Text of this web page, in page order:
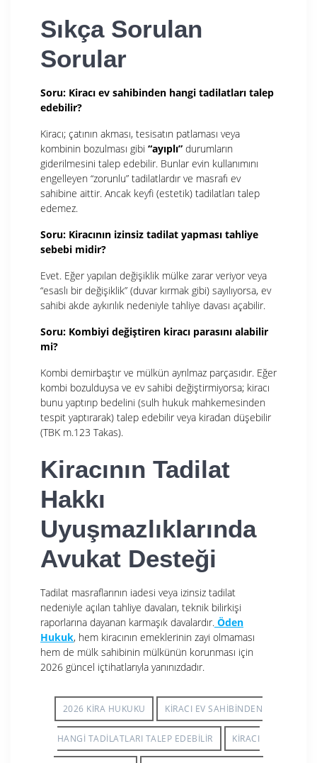
Sıkça Sorulan
Sorular
Soru: Kiracı ev sahibinden hangi tadilatları talep
edebilir?
Kiracı; çatının akması, tesisatın patlaması veya
kombinin bozulması gibi “ayıplı” durumların
giderilmesini talep edebilir. Bunlar evin kullanımını
engelleyen “zorunlu” tadilatlardır ve masrafı ev
sahibine aittir. Ancak keyfi (estetik) tadilatları talep
edemez.
Soru: Kiracının izinsiz tadilat yapması tahliye
sebebi midir?
Evet. Eğer yapılan değişiklik mülke zarar veriyor veya
“esaslı bir değişiklik” (duvar kırmak gibi) sayılıyorsa, ev
sahibi akde aykırılık nedeniyle tahliye davası açabilir.
Soru: Kombiyi değiştiren kiracı parasını alabilir
mi?
Kombi demirbaştır ve mülkün ayrılmaz parçasıdır. Eğer
kombi bozulduysa ve ev sahibi değiştirmiyorsa; kiracı
bunu yaptırıp bedelini (sulh hukuk mahkemesinden
tespit yaptırarak) talep edebilir veya kiradan düşebilir
(TBK m.123 Takas).
Kiracının Tadilat
Hakkı
Uyuşmazlıklarında
Avukat Desteği
Tadilat masraflarının iadesi veya izinsiz tadilat
nedeniyle açılan tahliye davaları, teknik bilirkişi
raporlarına dayanan karmaşık davalardır. Öden
Hukuk, hem kiracının emeklerinin zayi olmaması
hem de mülk sahibinin mülkünün korunması için
2026 güncel içtihatlarıyla yanınızdadır.
2026 KIRA HUKUKU KIRACI EV SAHIBINDEN
HANGI TADILATLARI TALEP EDEBILIR KIRACI